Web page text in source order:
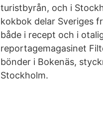
turistbyrån, och i
kokbok delar Sveriges
både i recept och i
reportagemagasinet
bönder i Bokenäs,
Stockholm.